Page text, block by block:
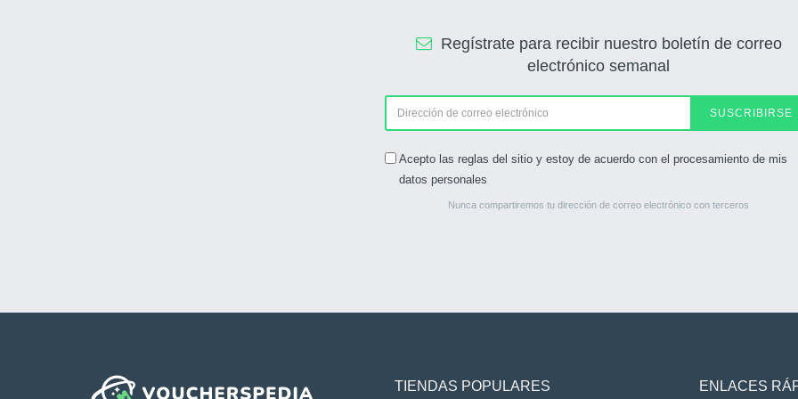
Regístrate para recibir nuestro boletín de correo
electrónico semanal
SUSCRIBIRSE
Acepto las reglas del sitio y estoy de acuerdo con el procesamiento de mis
datos personales
Nunca compartiremos tu dirección de correo electrónico con terceros
TIENDAS POPULARES ENLACES